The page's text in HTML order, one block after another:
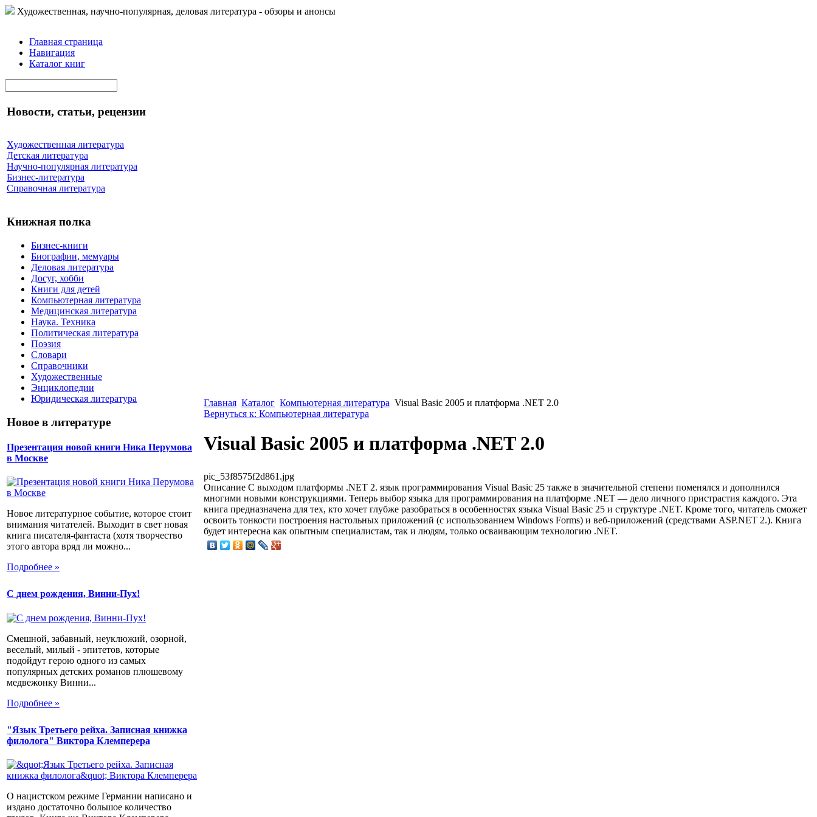
Художественная, научно-популярная, деловая литература - обзоры и анонсы
Главная страница
Навигация
Каталог книг
Новости, статьи, рецензии
Художественная литература
Детская литература
Научно-популярная литература
Бизнес-литература
Справочная литература
Книжная полка
Бизнес-книги
Биографии, мемуары
Деловая литература
Досуг, хобби
Книги для детей
Компьютерная литература
Медицинская литература
Наука. Техника
Политическая литература
Поэзия
Словари
Справочники
Художественные
Энциклопедии
Юридическая литература
Новое в литературе
Презентация новой книги Ника Перумова
в Москве
Новое литературное событие, которое стоит
внимания читателей. Выходит в свет новая
книга писателя-фантаста (хотя творчество
этого автора вряд ли можно...
Подробнее »
С днем рождения, Винни-Пух!
Смешной, забавный, неуклюжий, озорной,
веселый, милый - эпитетов, которые
подойдут герою одного из самых
популярных детских романов плюшевому
медвежонку Винни...
Подробнее »
"Язык Третьего рейха. Записная книжка
филолога" Виктора Клемперера
О нацистском режиме Германии написано и
издано достаточно большое количество
Главная Каталог Компьютерная литература Visual Basic 2005 и платформа .NET 2.0
Вернуться к: Компьютерная литература
Visual Basic 2005 и платформа .NET 2.0
pic_53f8575f2d861.jpg
Описание С выходом платформы .NET 2. язык программирования Visual Basic 25 также в значительной степени поменялся и дополнился
многими новыми конструкциями. Теперь выбор языка для программирования на платформе .NET — дело личного пристрастия каждого. Эта
книга предназначена для тех, кто хочет глубже разобраться в особенностях языка Visual Basic 25 и структуре .NET. Кроме того, читатель сможет
освоить тонкости построения настольных приложений (с использованием Windows Forms) и веб-приложений (средствами ASP.NET 2.). Книга
будет интересна как опытным специалистам, так и людям, только осваивающим технологию .NET.